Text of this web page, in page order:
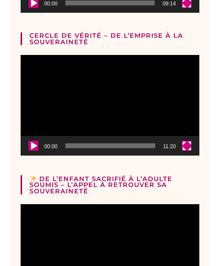
00:00 09:14
CERCLE DE VÉRITÉ – DE L’EMPRISE À LA
SOUVERAINETÉ
00:00 11:20
DE L’ENFANT SACRIFIÉ À L’ADULTE
SOUMIS – L’APPEL À RETROUVER SA
SOUVERAINETÉ